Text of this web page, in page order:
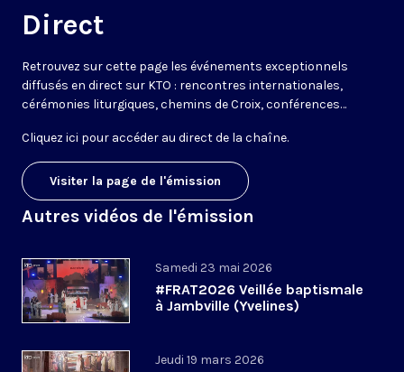
Direct
Retrouvez sur cette page les événements exceptionnels
diffusés en direct sur KTO : rencontres internationales,
cérémonies liturgiques, chemins de Croix, conférences…
Cliquez ici pour accéder au direct de la chaîne.
Visiter la page de l'émission
Autres vidéos de l'émission
Samedi 23 mai 2026
#FRAT2026 Veillée baptismale
à Jambville (Yvelines)
Jeudi 19 mars 2026